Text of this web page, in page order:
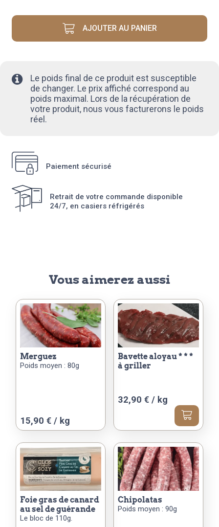
AJOUTER AU PANIER
Le poids final de ce produit est susceptible
de changer. Le prix affiché correspond au
poids maximal. Lors de la récupération de
votre produit, nous vous facturerons le poids
réel.
Paiement sécurisé
Retrait de votre commande disponible
24/7, en casiers réfrigérés
Vous aimerez aussi
merguez
Poids moyen : 80g
15,90 € / kg
Ce
produit
a
plusieurs
variations.
Les
options
peuvent
être
choisies
bavette aloyau * * *
à griller
32,90 € / kg
foie gras de canard
au sel de guérande
Le bloc de 110g.
chipolatas
Poids moyen : 90g